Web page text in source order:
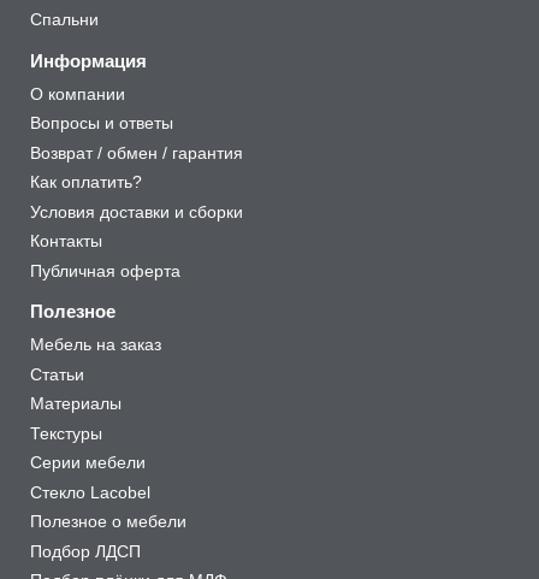
Спальни
Информация
О компании
Вопросы и ответы
Возврат / обмен / гарантия
Как оплатить?
Условия доставки и сборки
Контакты
Публичная оферта
Полезное
Мебель на заказ
Статьи
Материалы
Текстуры
Серии мебели
Стекло Lacobel
Полезное о мебели
Подбор ЛДСП